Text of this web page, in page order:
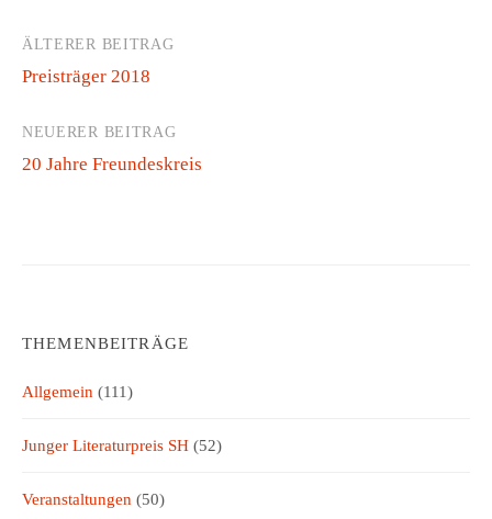
B
e
i
t
N
a
ÄLTERER BEITRAG
Preisträger 2018
NEUERER BEITRAG
20 Jahre Freundeskreis
THEMENBEITRÄGE
Allgemein (111)
Junger Literaturpreis SH (52)
Veranstaltungen (50)